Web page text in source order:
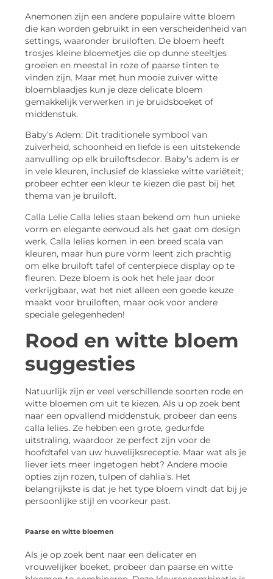
Anemonen zijn een andere populaire witte bloem
die kan worden gebruikt in een verscheidenheid van
settings, waaronder bruiloften. De bloem heeft
trosjes kleine bloemetjes die op dunne steeltjes
groeien en meestal in roze of paarse tinten te
vinden zijn. Maar met hun mooie zuiver witte
bloemblaadjes kun je deze delicate bloem
gemakkelijk verwerken in je bruidsboeket of
middenstuk.
Baby’s Adem: Dit traditionele symbool van
zuiverheid, schoonheid en liefde is een uitstekende
aanvulling op elk bruiloftsdecor. Baby’s adem is er
in vele kleuren, inclusief de klassieke witte variëteit;
probeer echter een kleur te kiezen die past bij het
thema van je bruiloft.
Calla Lelie Calla lelies staan bekend om hun unieke
vorm en elegante eenvoud als het gaat om design
werk. Calla lelies komen in een breed scala van
kleuren, maar hun pure vorm leent zich prachtig
om elke bruiloft tafel of centerpiece display op te
fleuren. Deze bloem is ook het hele jaar door
verkrijgbaar, wat het niet alleen een goede keuze
maakt voor bruiloften, maar ook voor andere
speciale gelegenheden!
Rood en witte bloem
suggesties
Natuurlijk zijn er veel verschillende soorten rode en
witte bloemen om uit te kiezen. Als u op zoek bent
naar een opvallend middenstuk, probeer dan eens
calla lelies. Ze hebben een grote, gedurfde
uitstraling, waardoor ze perfect zijn voor de
hoofdtafel van uw huwelijksreceptie. Maar wat als je
liever iets meer ingetogen hebt? Andere mooie
opties zijn rozen, tulpen of dahlia’s. Het
belangrijkste is dat je het type bloem vindt dat bij je
persoonlijke stijl en voorkeur past.
Paarse en witte bloemen
Als je op zoek bent naar een delicater en
vrouwelijker boeket, probeer dan paarse en witte